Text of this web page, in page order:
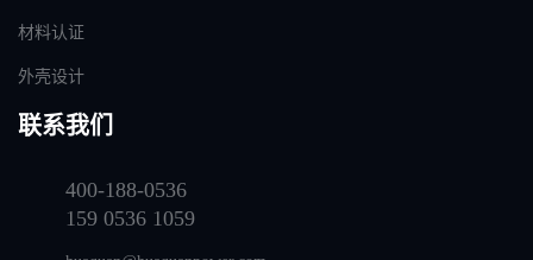
材料认证
外壳设计
联系我们
400-188-0536
159 0536 1059